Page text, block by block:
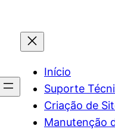
Início
Suporte
Criação de
Manutenção